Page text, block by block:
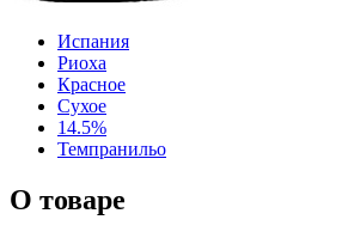
Испания
Риоха
Красное
Сухое
14.5%
Темпранильо
О товаре